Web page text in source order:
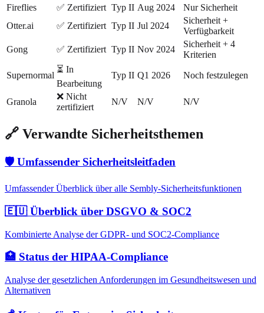
Fireflies
✅ Zertifiziert Typ II Aug 2024
Nur Sicherheit
Otter.ai
✅ Zertifiziert Typ II Jul 2024
Sicherheit +
Verfügbarkeit
Gong
✅ Zertifiziert Typ II Nov 2024
Sicherheit + 4
Kriterien
Supernormal
⏳ In
Bearbeitung
Typ II Q1 2026 Noch festzulegen
Granola
❌ Nicht
zertifiziert
N/V N/V N/V
🔗 Verwandte Sicherheitsthemen
🛡️ Umfassender Sicherheitsleitfaden
Umfassender Überblick über alle Sembly-Sicherheitsfunktionen
🇪🇺 Überblick über DSGVO & SOC2
Kombinierte Analyse der GDPR- und SOC2-Compliance
🏥 Status der HIPAA-Compliance
Analyse der gesetzlichen Anforderungen im Gesundheitswesen und
Alternativen